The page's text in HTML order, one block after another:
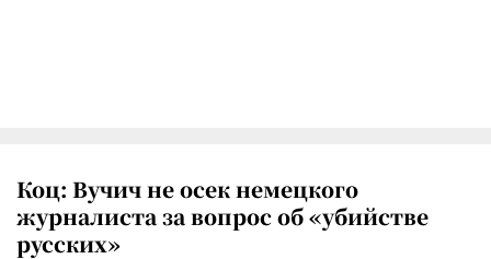
Коц: Вучич не осек немецкого
журналиста за вопрос об «убийстве
русских»